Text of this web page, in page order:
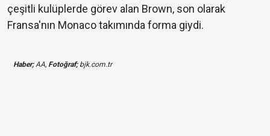
çeşitli kulüplerde görev alan Brown, son olarak
Fransa'nın Monaco takımında forma giydi.
Haber;AA, Fotoğraf;bjk.com.tr